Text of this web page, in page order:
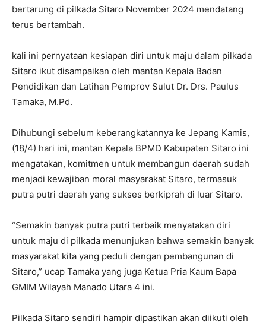
bertarung di pilkada Sitaro November 2024 mendatang
terus bertambah.
kali ini pernyataan kesiapan diri untuk maju dalam pilkada
Sitaro ikut disampaikan oleh mantan Kepala Badan
Pendidikan dan Latihan Pemprov Sulut Dr. Drs. Paulus
Tamaka, M.Pd.
Dihubungi sebelum keberangkatannya ke Jepang Kamis,
(18/4) hari ini, mantan Kepala BPMD Kabupaten Sitaro ini
mengatakan, komitmen untuk membangun daerah sudah
menjadi kewajiban moral masyarakat Sitaro, termasuk
putra putri daerah yang sukses berkiprah di luar Sitaro.
“Semakin banyak putra putri terbaik menyatakan diri
untuk maju di pilkada menunjukan bahwa semakin banyak
masyarakat kita yang peduli dengan pembangunan di
Sitaro,” ucap Tamaka yang juga Ketua Pria Kaum Bapa
GMIM Wilayah Manado Utara 4 ini.
Pilkada Sitaro sendiri hampir dipastikan akan diikuti oleh